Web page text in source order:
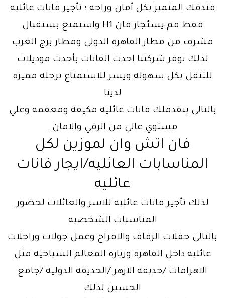
فندقك المتميز بكل أمان وراحه ؛ تأجير فانات عائليه
فقط قم يسئجار فان H1 واستمتع بستقبال
مشرف من مطار القاهره الدولى ومطار برج العرب
لذلك توفر شركتنا احدث الفانات بأحدث موديلات
للتنقل بكل سهوله ويسر للاستمتاع برحله مميزه
لدينا
بالتالى بنقدملك فانات عائليه مكيفة ومعقمة وعلي
مستوي عالي من الرقي والامان .
فان اتش وان لموزين لكل
المناسابات العائليه/ايجار فانات
عائليه
لذلك تأجير فانات عائليه للاسر والعائلات لحضور
المناسبات الشخصيه
بالتالى حفلات الزفاف والافراح وعمل جولات وراحلات
عائليه داخل القاهره وزياره المعالم السياحيه مثل
الاهرامات /حديقه الازهر /الحديقه الدوليه /جامع
الحسين لذلك